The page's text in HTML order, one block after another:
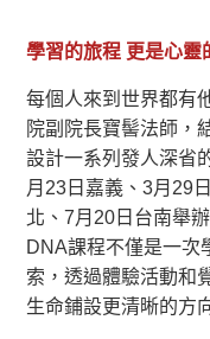
學習的旅程 更是心靈
每個人來到世界都有
院副院長寶髻法師，
設計一系列發人深省
月23日嘉義、3月29
北、7月20日台南舉
DNA課程不僅是一次
索，透過體驗活動和
生命鋪設更清晰的方